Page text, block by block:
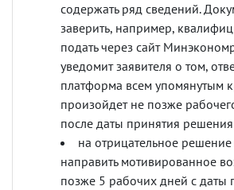
содержать ряд сведений.
заверить, например,
подать через сайт
уведомит заявителя о том,
платформа всем упомянутым
произойдет не позже
после даты принятия
на отрицательное
направить мотивированное
позже 5 рабочих дней с даты